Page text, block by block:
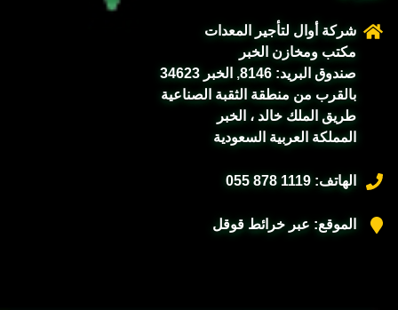
شركة أوال لتأجير المعدات
مكتب ومخازن الخبر
صندوق البريد: 8146, الخبر 34623
بالقرب من منطقة الثقبة الصناعية
طريق الملك خالد ، الخبر
المملكة العربية السعودية
الهاتف:055 878 1119
الموقع: عبر خرائط قوقل